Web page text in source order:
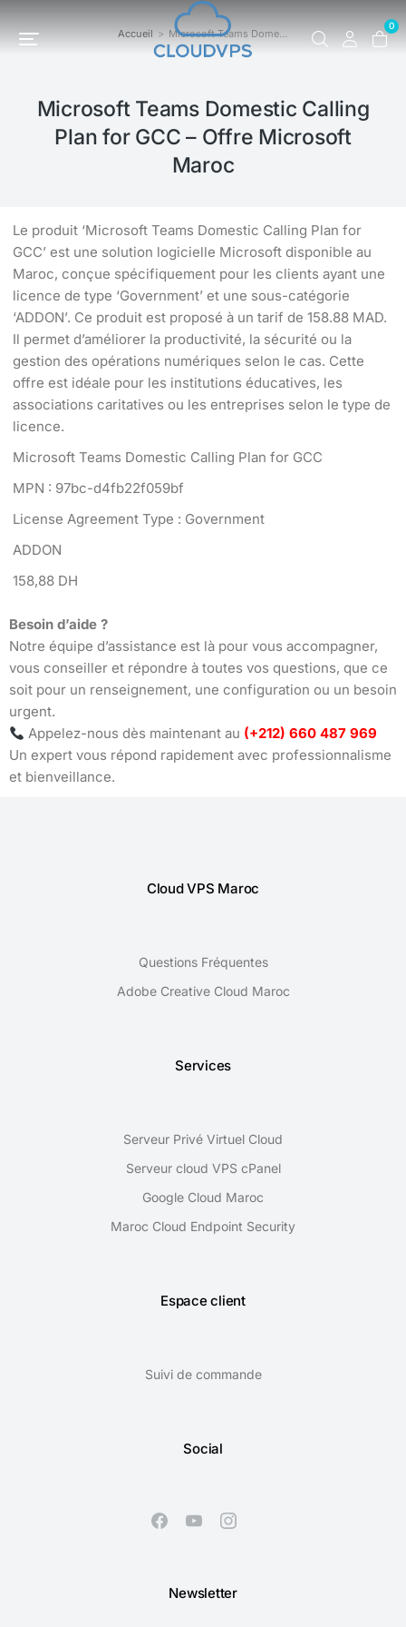
0
Vous êtes ici :Accueil Microsoft Teams Dome…
Microsoft Teams Domestic Calling
Plan for GCC – Offre Microsoft
Maroc
Le produit ‘Microsoft Teams Domestic Calling Plan for
GCC’ est une solution logicielle Microsoft disponible au
Maroc, conçue spécifiquement pour les clients ayant une
licence de type ‘Government’ et une sous-catégorie
‘ADDON’. Ce produit est proposé à un tarif de 158.88 MAD.
Il permet d’améliorer la productivité, la sécurité ou la
gestion des opérations numériques selon le cas. Cette
offre est idéale pour les institutions éducatives, les
associations caritatives ou les entreprises selon le type de
licence.
Microsoft Teams Domestic Calling Plan for GCC
MPN : 97bc-d4fb22f059bf
License Agreement Type : Government
ADDON
158,88 DH
Besoin d’aide ?
Notre équipe d’assistance est là pour vous accompagner,
vous conseiller et répondre à toutes vos questions, que ce
soit pour un renseignement, une configuration ou un besoin
urgent.
Appelez-nous dès maintenant au (+212) 660 487 969
Un expert vous répond rapidement avec professionnalisme
et bienveillance.
Cloud VPS Maroc
Questions Fréquentes
Adobe Creative Cloud Maroc
Services
Serveur Privé Virtuel Cloud
Serveur cloud VPS cPanel
Google Cloud Maroc
Maroc Cloud Endpoint Security
Espace client
Suivi de commande
Social
Newsletter